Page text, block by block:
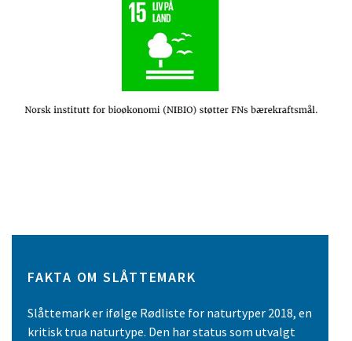
FAKTA OM SLÅTTEMARK
Slåttemark er ifølge Rødliste for naturtyper 2018, en
kritisk trua naturtype. Den har status som utvalgt